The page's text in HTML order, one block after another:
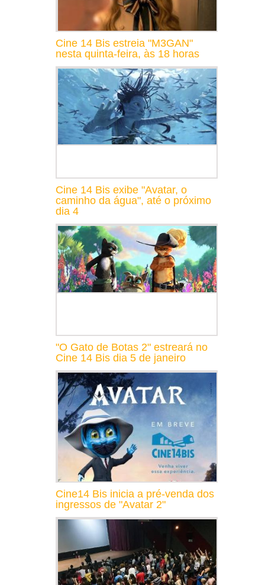
Cine 14 Bis estreia "M3GAN"
nesta quinta-feira, às 18 horas
Cine 14 Bis exibe "Avatar, o
caminho da água", até o próximo
dia 4
"O Gato de Botas 2" estreará no
Cine 14 Bis dia 5 de janeiro
Cine14 Bis inicia a pré-venda dos
ingressos de "Avatar 2"